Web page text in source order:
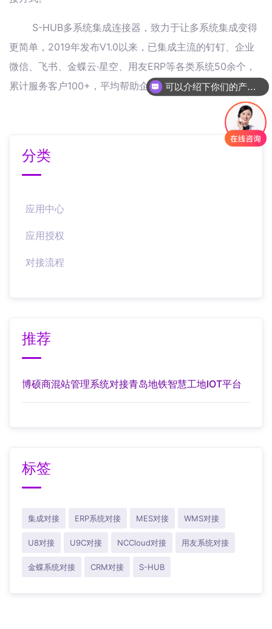
S-HUB多系统集成连接器，致力于让多系统集成变得
更简单，2019年发布V1.0以来，已集成主流的钉钉、企业
微信、飞书、金蝶云·星空、用友ERP等各类系统50余个，
累计服务客户100+，平均帮助企业节省60%系统集成本。
分类
应用中心
应用授权
对接流程
推荐
博硕商混站管理系统对接青岛地铁智慧工地IOT平台
标签
集成对接 ERP系统对接 MES对接 WMS对接
U8对接 U9C对接 NCCloud对接 用友系统对接
金蝶系统对接 CRM对接 S-HUB
可以介绍下你们的产品么